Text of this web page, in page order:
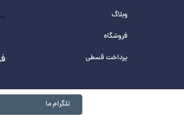
وبلاگ
فروشگاه
پرداخت قسطی
تلگرام ما